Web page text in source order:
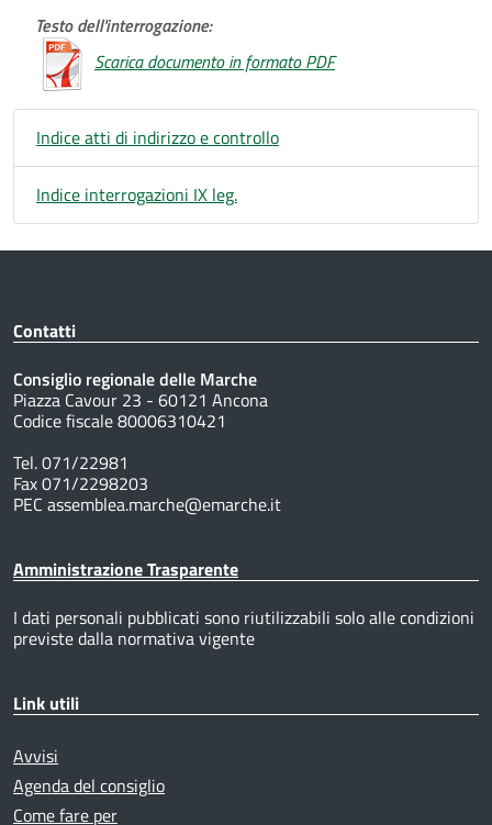
Testo dell'interrogazione:
Scarica documento in formato PDF
Indice atti di indirizzo e controllo
Indice interrogazioni IX leg.
Contatti
Consiglio regionale delle Marche
Piazza Cavour 23 - 60121 Ancona
Codice fiscale 80006310421
Tel. 071/22981
Fax 071/2298203
PEC assemblea.marche@emarche.it
Amministrazione Trasparente
I dati personali pubblicati sono riutilizzabili solo alle condizioni
previste dalla normativa vigente
Link utili
Avvisi
Agenda del consiglio
Come fare per